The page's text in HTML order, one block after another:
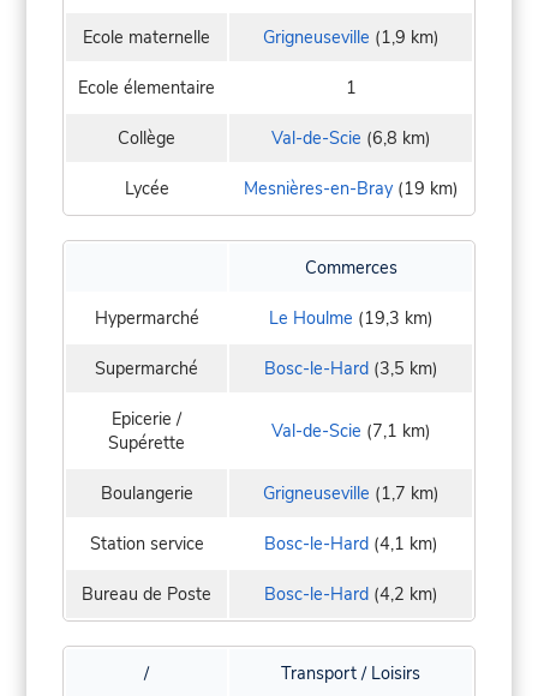
Ecole maternelle Grigneuseville (1,9 km)
Ecole élementaire 1
Collège Val-de-Scie (6,8 km)
Lycée Mesnières-en-Bray(19 km)
Commerces
Hypermarché Le Houlme (19,3 km)
Supermarché Bosc-le-Hard(3,5 km)
Epicerie /
Supérette
Val-de-Scie (7,1 km)
Boulangerie Grigneuseville (1,7 km)
Station service Bosc-le-Hard(4,1 km)
Bureau de Poste Bosc-le-Hard(4,2 km)
/ Transport / Loisirs